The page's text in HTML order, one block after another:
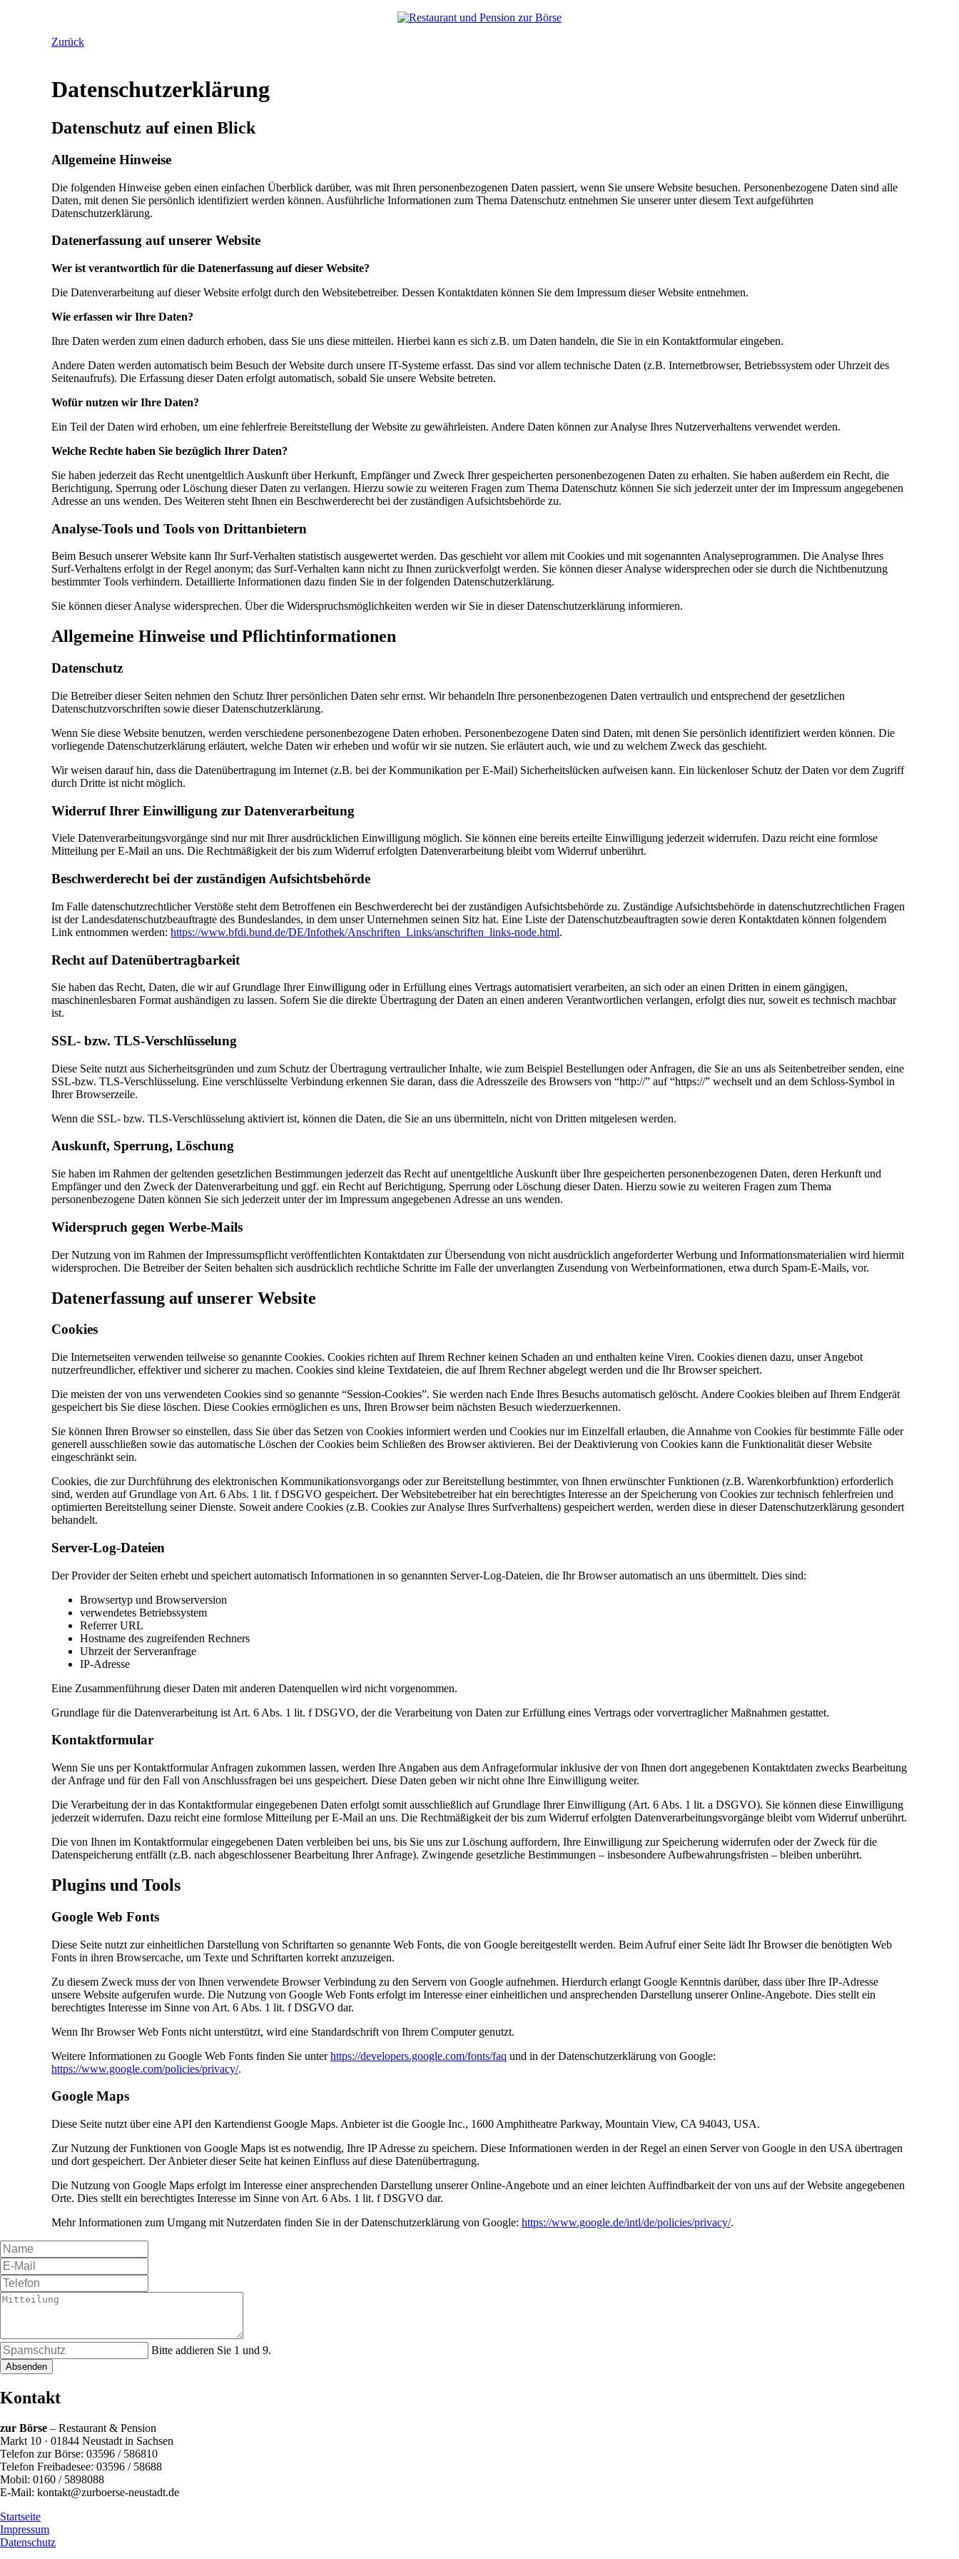
Zurück
Datenschutzerklärung
Datenschutz auf einen Blick
Allgemeine Hinweise
Die folgenden Hinweise geben einen einfachen Überblick darüber, was mit Ihren personenbezogenen Daten passiert, wenn Sie unsere Website besuchen. Personenbezogene Daten sind alle
Daten, mit denen Sie persönlich identifiziert werden können. Ausführliche Informationen zum Thema Datenschutz entnehmen Sie unserer unter diesem Text aufgeführten
Datenschutzerklärung.
Datenerfassung auf unserer Website
Wer ist verantwortlich für die Datenerfassung auf dieser Website?
Die Datenverarbeitung auf dieser Website erfolgt durch den Websitebetreiber. Dessen Kontaktdaten können Sie dem Impressum dieser Website entnehmen.
Wie erfassen wir Ihre Daten?
Ihre Daten werden zum einen dadurch erhoben, dass Sie uns diese mitteilen. Hierbei kann es sich z.B. um Daten handeln, die Sie in ein Kontaktformular eingeben.
Andere Daten werden automatisch beim Besuch der Website durch unsere IT-Systeme erfasst. Das sind vor allem technische Daten (z.B. Internetbrowser, Betriebssystem oder Uhrzeit des
Seitenaufrufs). Die Erfassung dieser Daten erfolgt automatisch, sobald Sie unsere Website betreten.
Wofür nutzen wir Ihre Daten?
Ein Teil der Daten wird erhoben, um eine fehlerfreie Bereitstellung der Website zu gewährleisten. Andere Daten können zur Analyse Ihres Nutzerverhaltens verwendet werden.
Welche Rechte haben Sie bezüglich Ihrer Daten?
Sie haben jederzeit das Recht unentgeltlich Auskunft über Herkunft, Empfänger und Zweck Ihrer gespeicherten personenbezogenen Daten zu erhalten. Sie haben außerdem ein Recht, die
Berichtigung, Sperrung oder Löschung dieser Daten zu verlangen. Hierzu sowie zu weiteren Fragen zum Thema Datenschutz können Sie sich jederzeit unter der im Impressum angegebenen
Adresse an uns wenden. Des Weiteren steht Ihnen ein Beschwerderecht bei der zuständigen Aufsichtsbehörde zu.
Analyse-Tools und Tools von Drittanbietern
Beim Besuch unserer Website kann Ihr Surf-Verhalten statistisch ausgewertet werden. Das geschieht vor allem mit Cookies und mit sogenannten Analyseprogrammen. Die Analyse Ihres
Surf-Verhaltens erfolgt in der Regel anonym; das Surf-Verhalten kann nicht zu Ihnen zurückverfolgt werden. Sie können dieser Analyse widersprechen oder sie durch die Nichtbenutzung
bestimmter Tools verhindern. Detaillierte Informationen dazu finden Sie in der folgenden Datenschutzerklärung.
Sie können dieser Analyse widersprechen. Über die Widerspruchsmöglichkeiten werden wir Sie in dieser Datenschutzerklärung informieren.
Allgemeine Hinweise und Pflichtinformationen
Datenschutz
Die Betreiber dieser Seiten nehmen den Schutz Ihrer persönlichen Daten sehr ernst. Wir behandeln Ihre personenbezogenen Daten vertraulich und entsprechend der gesetzlichen
Datenschutzvorschriften sowie dieser Datenschutzerklärung.
Wenn Sie diese Website benutzen, werden verschiedene personenbezogene Daten erhoben. Personenbezogene Daten sind Daten, mit denen Sie persönlich identifiziert werden können. Die
vorliegende Datenschutzerklärung erläutert, welche Daten wir erheben und wofür wir sie nutzen. Sie erläutert auch, wie und zu welchem Zweck das geschieht.
Wir weisen darauf hin, dass die Datenübertragung im Internet (z.B. bei der Kommunikation per E-Mail) Sicherheitslücken aufweisen kann. Ein lückenloser Schutz der Daten vor dem Zugriff
durch Dritte ist nicht möglich.
Widerruf Ihrer Einwilligung zur Datenverarbeitung
Viele Datenverarbeitungsvorgänge sind nur mit Ihrer ausdrücklichen Einwilligung möglich. Sie können eine bereits erteilte Einwilligung jederzeit widerrufen. Dazu reicht eine formlose
Mitteilung per E-Mail an uns. Die Rechtmäßigkeit der bis zum Widerruf erfolgten Datenverarbeitung bleibt vom Widerruf unberührt.
Beschwerderecht bei der zuständigen Aufsichtsbehörde
Im Falle datenschutzrechtlicher Verstöße steht dem Betroffenen ein Beschwerderecht bei der zuständigen Aufsichtsbehörde zu. Zuständige Aufsichtsbehörde in datenschutzrechtlichen Fragen
ist der Landesdatenschutzbeauftragte des Bundeslandes, in dem unser Unternehmen seinen Sitz hat. Eine Liste der Datenschutzbeauftragten sowie deren Kontaktdaten können folgendem
Link entnommen werden: https://www.bfdi.bund.de/DE/Infothek/Anschriften_Links/anschriften_links-node.html.
Recht auf Datenübertragbarkeit
Sie haben das Recht, Daten, die wir auf Grundlage Ihrer Einwilligung oder in Erfüllung eines Vertrags automatisiert verarbeiten, an sich oder an einen Dritten in einem gängigen,
maschinenlesbaren Format aushändigen zu lassen. Sofern Sie die direkte Übertragung der Daten an einen anderen Verantwortlichen verlangen, erfolgt dies nur, soweit es technisch machbar
ist.
SSL- bzw. TLS-Verschlüsselung
Diese Seite nutzt aus Sicherheitsgründen und zum Schutz der Übertragung vertraulicher Inhalte, wie zum Beispiel Bestellungen oder Anfragen, die Sie an uns als Seitenbetreiber senden, eine
SSL-bzw. TLS-Verschlüsselung. Eine verschlüsselte Verbindung erkennen Sie daran, dass die Adresszeile des Browsers von “http://” auf “https://” wechselt und an dem Schloss-Symbol in
Ihrer Browserzeile.
Wenn die SSL- bzw. TLS-Verschlüsselung aktiviert ist, können die Daten, die Sie an uns übermitteln, nicht von Dritten mitgelesen werden.
Auskunft, Sperrung, Löschung
Sie haben im Rahmen der geltenden gesetzlichen Bestimmungen jederzeit das Recht auf unentgeltliche Auskunft über Ihre gespeicherten personenbezogenen Daten, deren Herkunft und
Empfänger und den Zweck der Datenverarbeitung und ggf. ein Recht auf Berichtigung, Sperrung oder Löschung dieser Daten. Hierzu sowie zu weiteren Fragen zum Thema
personenbezogene Daten können Sie sich jederzeit unter der im Impressum angegebenen Adresse an uns wenden.
Widerspruch gegen Werbe-Mails
Der Nutzung von im Rahmen der Impressumspflicht veröffentlichten Kontaktdaten zur Übersendung von nicht ausdrücklich angeforderter Werbung und Informationsmaterialien wird hiermit
widersprochen. Die Betreiber der Seiten behalten sich ausdrücklich rechtliche Schritte im Falle der unverlangten Zusendung von Werbeinformationen, etwa durch Spam-E-Mails, vor.
Datenerfassung auf unserer Website
Cookies
Die Internetseiten verwenden teilweise so genannte Cookies. Cookies richten auf Ihrem Rechner keinen Schaden an und enthalten keine Viren. Cookies dienen dazu, unser Angebot
nutzerfreundlicher, effektiver und sicherer zu machen. Cookies sind kleine Textdateien, die auf Ihrem Rechner abgelegt werden und die Ihr Browser speichert.
Die meisten der von uns verwendeten Cookies sind so genannte “Session-Cookies”. Sie werden nach Ende Ihres Besuchs automatisch gelöscht. Andere Cookies bleiben auf Ihrem Endgerät
gespeichert bis Sie diese löschen. Diese Cookies ermöglichen es uns, Ihren Browser beim nächsten Besuch wiederzuerkennen.
Sie können Ihren Browser so einstellen, dass Sie über das Setzen von Cookies informiert werden und Cookies nur im Einzelfall erlauben, die Annahme von Cookies für bestimmte Fälle oder
generell ausschließen sowie das automatische Löschen der Cookies beim Schließen des Browser aktivieren. Bei der Deaktivierung von Cookies kann die Funktionalität dieser Website
eingeschränkt sein.
Cookies, die zur Durchführung des elektronischen Kommunikationsvorgangs oder zur Bereitstellung bestimmter, von Ihnen erwünschter Funktionen (z.B. Warenkorbfunktion) erforderlich
sind, werden auf Grundlage von Art. 6 Abs. 1 lit. f DSGVO gespeichert. Der Websitebetreiber hat ein berechtigtes Interesse an der Speicherung von Cookies zur technisch fehlerfreien und
optimierten Bereitstellung seiner Dienste. Soweit andere Cookies (z.B. Cookies zur Analyse Ihres Surfverhaltens) gespeichert werden, werden diese in dieser Datenschutzerklärung gesondert
behandelt.
Server-Log-Dateien
Der Provider der Seiten erhebt und speichert automatisch Informationen in so genannten Server-Log-Dateien, die Ihr Browser automatisch an uns übermittelt. Dies sind:
Browsertyp und Browserversion
verwendetes Betriebssystem
Referrer URL
Hostname des zugreifenden Rechners
Uhrzeit der Serveranfrage
IP-Adresse
Eine Zusammenführung dieser Daten mit anderen Datenquellen wird nicht vorgenommen.
Grundlage für die Datenverarbeitung ist Art. 6 Abs. 1 lit. f DSGVO, der die Verarbeitung von Daten zur Erfüllung eines Vertrags oder vorvertraglicher Maßnahmen gestattet.
Kontaktformular
Wenn Sie uns per Kontaktformular Anfragen zukommen lassen, werden Ihre Angaben aus dem Anfrageformular inklusive der von Ihnen dort angegebenen Kontaktdaten zwecks Bearbeitung
der Anfrage und für den Fall von Anschlussfragen bei uns gespeichert. Diese Daten geben wir nicht ohne Ihre Einwilligung weiter.
Die Verarbeitung der in das Kontaktformular eingegebenen Daten erfolgt somit ausschließlich auf Grundlage Ihrer Einwilligung (Art. 6 Abs. 1 lit. a DSGVO). Sie können diese Einwilligung
jederzeit widerrufen. Dazu reicht eine formlose Mitteilung per E-Mail an uns. Die Rechtmäßigkeit der bis zum Widerruf erfolgten Datenverarbeitungsvorgänge bleibt vom Widerruf unberührt.
Die von Ihnen im Kontaktformular eingegebenen Daten verbleiben bei uns, bis Sie uns zur Löschung auffordern, Ihre Einwilligung zur Speicherung widerrufen oder der Zweck für die
Datenspeicherung entfällt (z.B. nach abgeschlossener Bearbeitung Ihrer Anfrage). Zwingende gesetzliche Bestimmungen – insbesondere Aufbewahrungsfristen – bleiben unberührt.
Plugins und Tools
Google Web Fonts
Diese Seite nutzt zur einheitlichen Darstellung von Schriftarten so genannte Web Fonts, die von Google bereitgestellt werden. Beim Aufruf einer Seite lädt Ihr Browser die benötigten Web
Fonts in ihren Browsercache, um Texte und Schriftarten korrekt anzuzeigen.
Zu diesem Zweck muss der von Ihnen verwendete Browser Verbindung zu den Servern von Google aufnehmen. Hierdurch erlangt Google Kenntnis darüber, dass über Ihre IP-Adresse
unsere Website aufgerufen wurde. Die Nutzung von Google Web Fonts erfolgt im Interesse einer einheitlichen und ansprechenden Darstellung unserer Online-Angebote. Dies stellt ein
berechtigtes Interesse im Sinne von Art. 6 Abs. 1 lit. f DSGVO dar.
Wenn Ihr Browser Web Fonts nicht unterstützt, wird eine Standardschrift von Ihrem Computer genutzt.
Weitere Informationen zu Google Web Fonts finden Sie unterhttps://developers.google.com/fonts/faq und in der Datenschutzerklärung von Google:
https://www.google.com/policies/privacy/.
Google Maps
Diese Seite nutzt über eine API den Kartendienst Google Maps. Anbieter ist die Google Inc., 1600 Amphitheatre Parkway, Mountain View, CA 94043, USA.
Zur Nutzung der Funktionen von Google Maps ist es notwendig, Ihre IP Adresse zu speichern. Diese Informationen werden in der Regel an einen Server von Google in den USA übertragen
und dort gespeichert. Der Anbieter dieser Seite hat keinen Einfluss auf diese Datenübertragung.
Die Nutzung von Google Maps erfolgt im Interesse einer ansprechenden Darstellung unserer Online-Angebote und an einer leichten Auffindbarkeit der von uns auf der Website angegebenen
Orte. Dies stellt ein berechtigtes Interesse im Sinne von Art. 6 Abs. 1 lit. f DSGVO dar.
Mehr Informationen zum Umgang mit Nutzerdaten finden Sie in der Datenschutzerklärung von Google: https://www.google.de/intl/de/policies/privacy/.
Bitte addieren Sie 1 und 9.
Absenden
Kontakt
zur Börse – Restaurant & Pension
Markt 10 · 01844 Neustadt in Sachsen
Telefon zur Börse: 03596 / 586810
Telefon Freibadesee: 03596 / 58688
Mobil: 0160 / 5898088
E-Mail: kontakt@zurboerse-neustadt.de
Startseite
Impressum
Datenschutz